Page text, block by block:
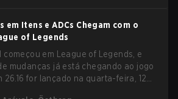
em Itens e ADCs Chegam com o
of Legends
começou em League of Legends, e
mudanças já está chegando ao jogo
26.16 for lançado na quarta-feira, 12